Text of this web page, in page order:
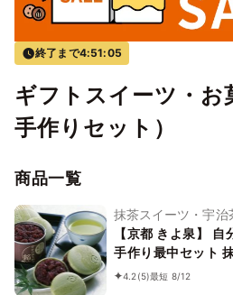
終了まで4:51:04
ギフトスイーツ・お
手作りセット）
商品一覧
抹茶スイーツ・宇治
【京都 きよ泉】
手作り最中セット
ん もなか1組 和菓
4.2(5)最短 8/12